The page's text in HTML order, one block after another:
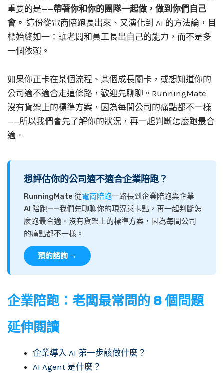
重要的是——帶著你和你的團隊一起做，做到你們自己
會。 這份從電商陪跑長出來、又演化到 AI 的方法論，目
標始終如一：讓老闆和員工長出自己的能力，而不是多
一個依賴。
如果你正卡在某個流程、某個成長關卡，或想知道你的
公司適不適合走這條路，歡迎先聊聊。RunningMate
沒有貨架上的標準方案，因為每間公司的痛點都不一樣
——所以我們會先了解你的狀況，再一起判斷怎麼跑最合
適。
想評估你的公司適不適合企業陪跑？
RunningMate 從電商陪跑一路長到企業陪跑與企業
AI 陪跑——我們先聊聊你的現況與卡點，再一起判斷怎
麼跑最合適。沒有貨架上的標準方案，因為每間公司
的痛點都不一樣。
預約諮詢 →
企業陪跑：老闆最常問的 8 個問題
延伸閱讀
企業導入 AI 第一步該做什麼？
AI Agent 是什麼？